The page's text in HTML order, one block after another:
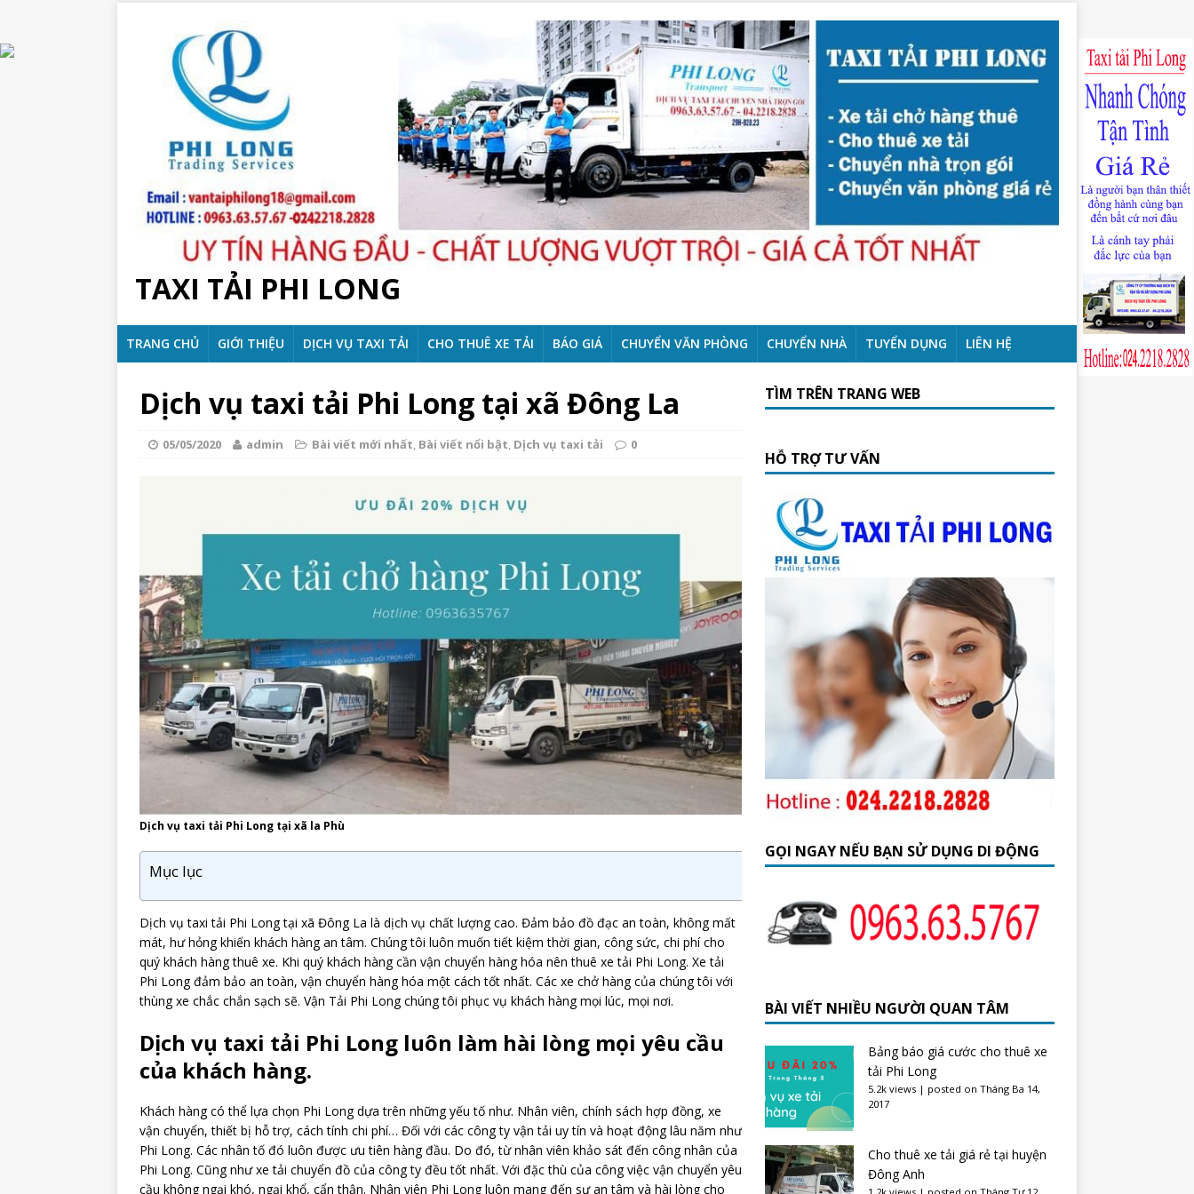
TAXI TẢI PHI LONG
TRANG CHỦ GIỚI THIỆU DỊCH VỤ TAXI TẢI CHO THUÊ XE TẢI BÁO GIÁ CHUYỂN VĂN PHÒNG CHUYỂN NHÀ TUYỂN DỤNG LIÊN HỆ
Dịch vụ taxi tải Phi Long tại xã Đông La
05/05/2020 admin Bài viết mới nhất, Bài viết nổi bật, Dịch vụ taxi tải 0
Dịch vụ taxi tải Phi Long tại xã la Phù
Mục lục
Dịch vụ taxi tải Phi Long tại xã Đông La là dịch vụ chất lượng cao. Đảm bảo đồ đạc an toàn, không mất
mát, hư hỏng khiến khách hàng an tâm. Chúng tôi luôn muốn tiết kiệm thời gian, công sức, chi phí cho
quý khách hàng thuê xe. Khi quý khách hàng cần vận chuyển hàng hóa nên thuê xe tải Phi Long. Xe tải
Phi Long đảm bảo an toàn, vận chuyển hàng hóa một cách tốt nhất. Các xe chở hàng của chúng tôi với
thùng xe chắc chắn sạch sẽ. Vận Tải Phi Long chúng tôi phục vụ khách hàng mọi lúc, mọi nơi.
Dịch vụ taxi tải Phi Long luôn làm hài lòng mọi yêu cầu
của khách hàng.
Khách hàng có thể lựa chọn Phi Long dựa trên những yếu tố như. Nhân viên, chính sách hợp đồng, xe
vận chuyển, thiết bị hỗ trợ, cách tính chi phí… Đối với các công ty vận tải uy tín và hoạt động lâu năm như
Phi Long. Các nhân tố đó luôn được ưu tiên hàng đầu. Do đó, từ nhân viên khảo sát đến công nhân của
Phi Long. Cũng như xe tải chuyển đồ của công ty đều tốt nhất. Với đặc thù của công việc vận chuyển yêu
cầu không ngại khó, ngại khổ, cẩn thận. Nhân viên Phi Long luôn mang đến sự an tâm và hài lòng cho
TÌM TRÊN TRANG WEB
HỖ TRỢ TƯ VẤN
GỌI NGAY NẾU BẠN SỬ DỤNG DI ĐỘNG
BÀI VIẾT NHIỀU NGƯỜI QUAN TÂM
Bảng báo giá cước cho thuê xe
tải Phi Long
5.2k views| posted on Tháng Ba 14,
2017
Cho thuê xe tải giá rẻ tại huyện
Đông Anh